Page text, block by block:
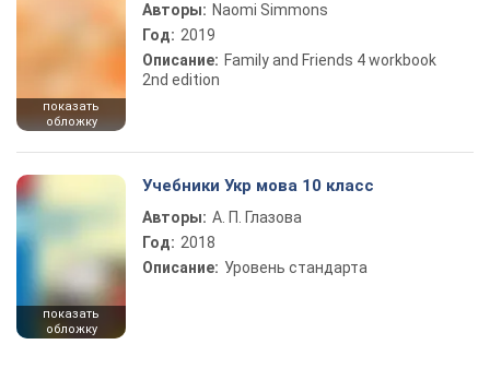
показать
обложку
Авторы: Naomi Simmons
Год: 2019
Описание: Family and Friends 4 workbook
2nd edition
показать
обложку
Учебники Укр мова 10 класс
Авторы: А. П. Глазова
Год: 2018
Описание: Уровень стандарта